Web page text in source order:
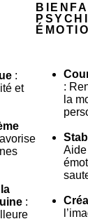
:
et
:
:
la